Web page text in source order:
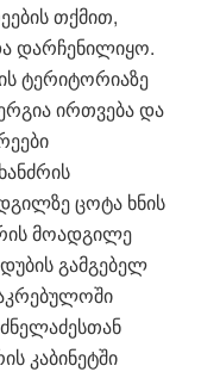
თქმით,
დარჩენილიყო.
ტერიტორიაზე
ირთვება და
ცოტა ხნის
მოადგილე
გამგებელ
კაბინეტში